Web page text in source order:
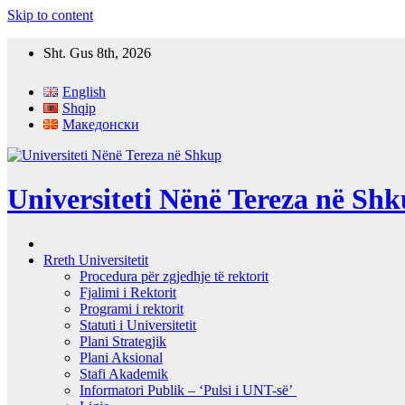
Skip to content
Sht. Gus 8th, 2026
English
Shqip
Македонски
Universiteti Nënë Tereza në
Rreth Universitetit
Procedura për zgjedhje të rektorit
Fjalimi i Rektorit
Programi i rektorit
Statuti i Universitetit
Plani Strategjik
Plani Aksional
Stafi Akademik
Informatori Publik – ‘Pulsi i UNT-së’